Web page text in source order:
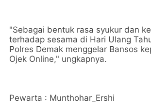
"Sebagai bentuk rasa syukur dan
terhadap sesama di Hari Ulang
Polres Demak menggelar Bansos
Ojek Online," ungkapnya.
Pewarta : Munthohar_Ershi